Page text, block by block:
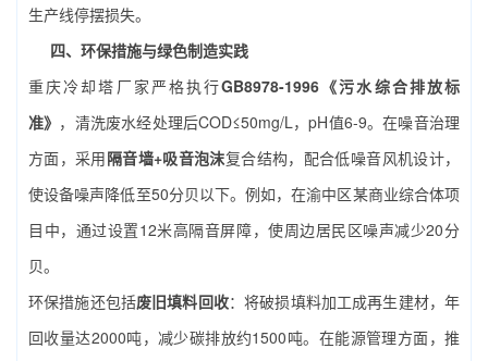
生产线停摆损失。
四、环保措施与绿色制造实践
重庆冷却塔厂家严格执行GB8978-1996《污水综合排放标
准》 ，清洗废水经处理后COD≤50mg/L，pH值6-9。在噪音治理
方面，采用隔音墙+吸音泡沫复合结构，配合低噪音风机设计，
使设备噪声降低至50分贝以下。例如，在渝中区某商业综合体项
目中，通过设置12米高隔音屏障，使周边居民区噪声减少20分
贝。
环保措施还包括废旧填料回收：将破损填料加工成再生建材，年
回收量达2000吨，减少碳排放约1500吨。在能源管理方面，推